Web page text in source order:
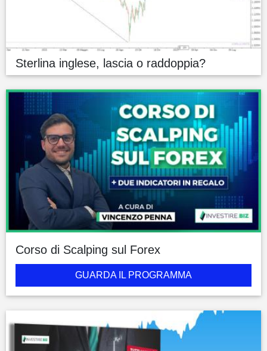
Sterlina inglese, lascia o raddoppia?
Corso di Scalping sul Forex
GUARDA IL PROGRAMMA